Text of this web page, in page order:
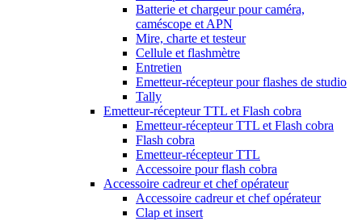
Batterie et chargeur pour caméra,
caméscope et APN
Mire, charte et testeur
Cellule et flashmètre
Entretien
Emetteur-récepteur pour flashes de studio
Tally
Emetteur-récepteur TTL et Flash cobra
Emetteur-récepteur TTL et Flash cobra
Flash cobra
Emetteur-récepteur TTL
Accessoire pour flash cobra
Accessoire cadreur et chef opérateur
Accessoire cadreur et chef opérateur
Clap et insert